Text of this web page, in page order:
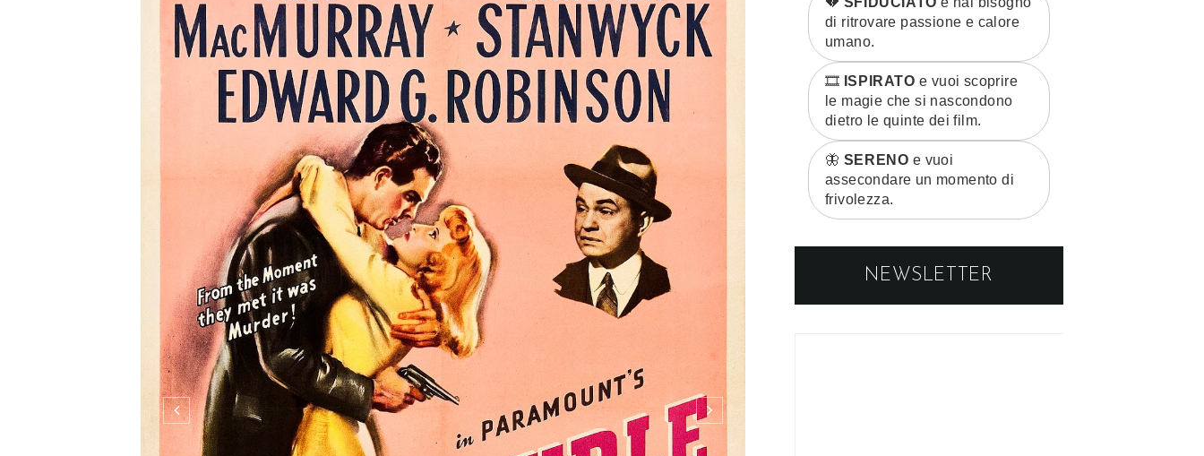
di ritrovare passione e calore
umano.
🎞️ ISPIRATO e vuoi scoprire
le magie che si nascondono
dietro le quinte dei film.
🦋 SERENO e vuoi
assecondare un momento di
frivolezza.
NEWSLETTER